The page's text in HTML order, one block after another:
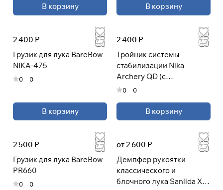
В корзину В корзину
2 400 Р
Грузик для лука BareBow
NIKA-475
0 0
В корзину
2 400 Р
Тройник системы
стабилизации Nika
Archery QD (с
быстросъемником)
0 0
В корзину
2 500 Р
Грузик для лука BareBow
PR660
0 0
от 2 600 Р
Демпфер рукоятки
классического и
блочного лука Sanlida X10